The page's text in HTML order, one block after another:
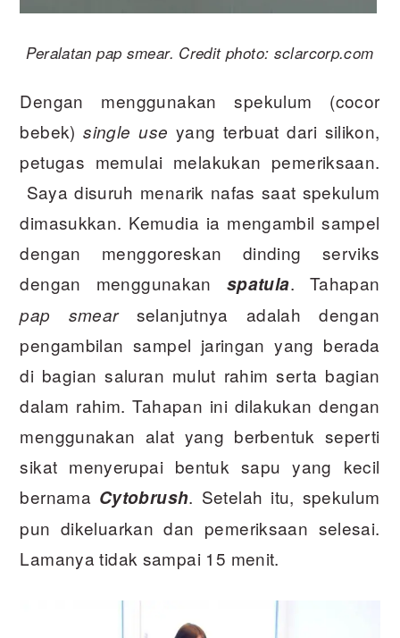
Peralatan pap smear. Credit photo: sclarcorp.com
Dengan menggunakan spekulum (cocor
bebek)single use yang terbuat dari silikon,
petugas memulai melakukan pemeriksaan.
Saya disuruh menarik nafas saat spekulum
dimasukkan. Kemudia ia mengambil sampel
dengan menggoreskan dinding serviks
dengan menggunakan spatula. Tahapan
pap smearselanjutnya adalah dengan
pengambilan sampel jaringan yang berada
di bagian saluran mulut rahim serta bagian
dalam rahim. Tahapan ini dilakukan dengan
menggunakan alat yang berbentuk seperti
sikat menyerupai bentuk sapu yang kecil
bernama Cytobrush. Setelah itu, spekulum
pun dikeluarkan dan pemeriksaan selesai.
Lamanya tidak sampai 15 menit.